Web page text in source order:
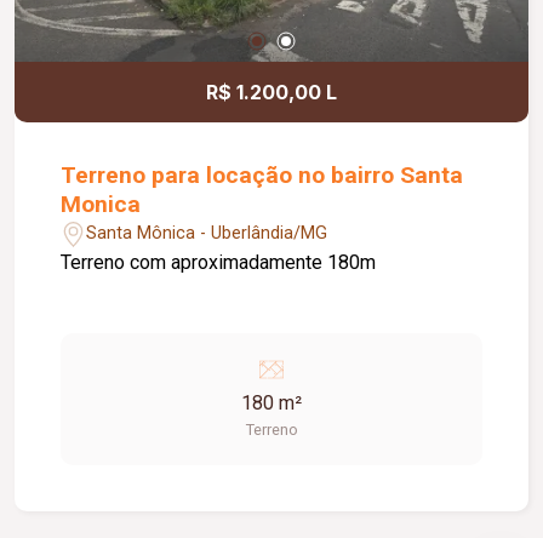
R$ 1.200,00 L
Terreno para locação no bairro Santa
Monica
Santa Mônica - Uberlândia/MG
Terreno com aproximadamente 180m
180 m²
Terreno